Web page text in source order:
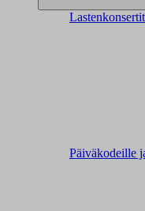
Päiväkodeille